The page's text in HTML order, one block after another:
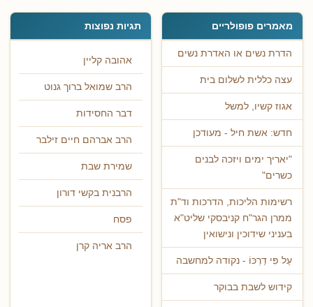
מאמרים פופולריים
הדרת נשים או האדרת נשים
עצה כללית לשלום בית
אגוז קשיו, למשל
חדש: אשת חיל - מעודכן
"יאריך ימים ויזכה לבנים
כשרים"
רשימות הליכות, הדרכות וד"ת
ממרן הגר"ח קניבסקי שליט"א
בעניני שידוכין ונישואין
עַל פִּי דַרְכּוֹ - נקודה למחשבה
קידוש לשבת בבוקר
תגיות נפוצות
אהובה קליין
הרב שמואל ברוך גנוט
דבר החסידות
הרב אברהם חיים זילבר
שמירת שבת
הרבנית בקשי דורון
פסח
הרב אריה קרן